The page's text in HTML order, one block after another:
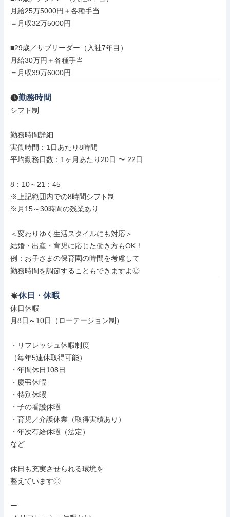
月給25万5000円＋各種手当
＝月収32万5000円
■29歳／サブリーダー（入社7年目）
月給30万円＋各種手当
＝月収39万6000円
勤務時間
シフト制
勤務時間詳細
実働時間：1日あたり8時間
平均勤務日数：1ヶ月あたり20日 〜 22日
8：10～21：45
※上記範囲内での8時間シフト制
※月15～30時間の残業あり
＜変わりゆく生活スタイルにも対応＞
結婚・出産・育児に応じた働き方もOK！
例：お子さまの保育園の時間を考慮して
勤務時間を調節することもできますよ◎
休日・休暇
休日休暇
月8日～10日（ローテーション制）
・リフレッシュ休暇制度
（毎年5連休取得可能）
・年間休日108日
・慶弔休暇
・特別休暇
・子の看護休暇
・育児／介護休業（取得実績あり）
・年次有給休暇（法定）
など
休日も充実させられる環境を
整えています◎
ー